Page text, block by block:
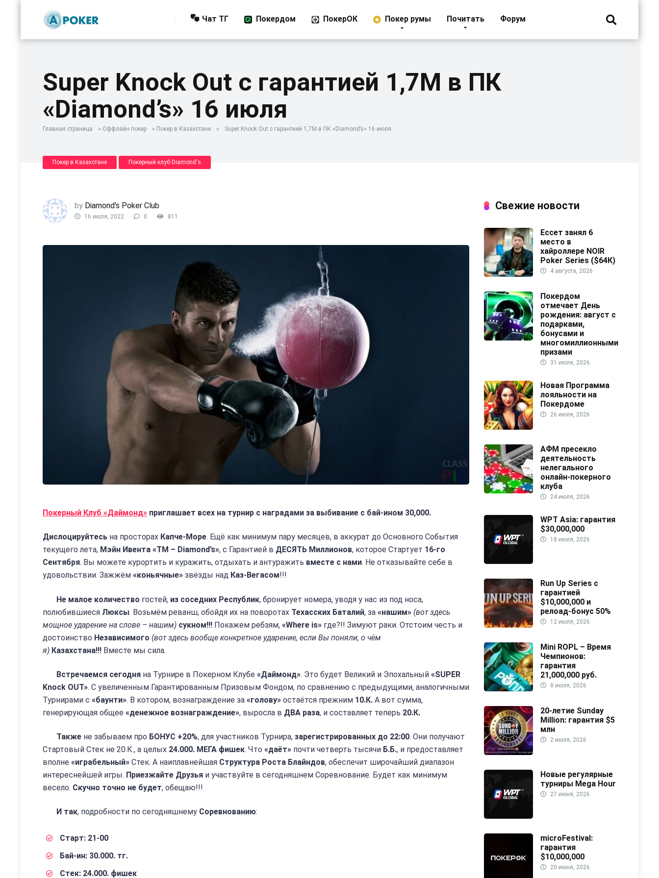
Чат ТГ Покердом ПокерОК Покер румы Почитать Форум
Super Knock Out с гарантией 1,7М в ПК
«Diamond’s» 16 июля
Главная страница » Оффлайн покер » Покер в Казахстане » Super Knock Out с гарантией 1,7М в ПК «Diamond’s» 16 июля
Покер в Казахстане Покерный клуб Diamond's
by Diamond's Poker Club
16 июля, 2022 0 811
Покерный Клуб «Даймонд» приглашает всех на турнир с наградами за выбивание с бай-ином 30,000.
Дислоцируйтесь на просторах Капче-Море. Ещё как минимум пару месяцев, в аккурат до Основного События
текущего лета, Мэйн Ивента «TM – Diamond’s», с Гарантией в ДЕСЯТЬ Миллионов, которое Стартует 16-го
Сентября. Вы можете курортить и куражить, отдыхать и антуражить вместе с нами. Не отказывайте себе в
удовольствии. Зажжём «коньячные» звёзды над Каз-Вегасом!!!
Не малое количество гостей, из соседних Республик, бронирует номера, уводя у нас из под носа,
полюбившиеся Люксы. Возьмём реванш, обойдя их на поворотах Техасских Баталий, за «нашим» (вот здесь
мощное ударение на слове – нашим) сукном!!! Покажем ребзям, «Where is» где?!! Зимуют раки. Отстоим честь и
достоинство Независимого (вот здесь вообще конкретное ударение, если Вы поняли, о чём
я) Казахстана!!! Вместе мы сила.
Встречаемся сегодня на Турнире в Покерном Клубе «Даймонд». Это будет Великий и Эпохальный «SUPER
Knock OUT». С увеличенным Гарантированным Призовым Фондом, по сравнению с предыдущими, аналогичными
Турнирами с «баунти». В котором, вознаграждение за «голову» остаётся прежним 10.К. А вот сумма,
генерирующая общее «денежное вознаграждение», выросла в ДВА раза, и составляет теперь 20.К.
Также не забываем про БОНУС +20%, для участников Турнира, зарегистрированных до 22:00. Они получают
Стартовый Стек не 20.К., а целых 24.000. МЕГА фишек. Что «даёт» почти четверть тысячи Б.Б., и предоставляет
вполне «играбельный» Стек. А наиплавнейшая Структура Роста Блайндов, обеспечит широчайший диапазон
интереснейшей игры. Приезжайте Друзья и участвуйте в сегодняшнем Соревнование. Будет как минимум
весело. Скучно точно не будет, обещаю!!!
И так, подробности по сегодняшнему Соревнованию:
Старт: 21-00
Бай-ин: 30.000. тг.
Стек: 24.000. фишек
Свежие новости
Ессет занял 6
место в
хайроллере NOIR
Poker Series ($64К)
4 августа, 2026
Покердом
отмечает День
рождения: август с
подарками,
бонусами и
многомиллионными
призами
31 июля, 2026
Новая Программа
лояльности на
Покердоме
26 июля, 2026
АФМ пресекло
деятельность
нелегального
онлайн-покерного
клуба
24 июля, 2026
WPT Asia: гарантия
$30,000,000
18 июля, 2026
Run Up Series с
гарантией
$10,000,000 и
релоад-бонус 50%
12 июля, 2026
Mini ROPL – Время
Чемпионов:
гарантия
21,000,000 руб.
8 июля, 2026
20-летие Sunday
Million: гарантия $5
млн
2 июля, 2026
Новые регулярные
турниры Mega Hour
27 июня, 2026
microFestival:
гарантия
$10,000,000
20 июня, 2026